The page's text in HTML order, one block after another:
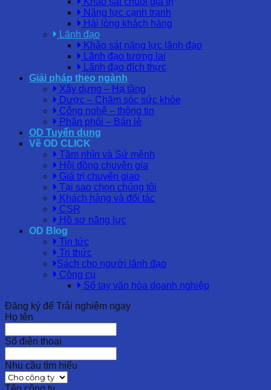
Năng lực cạnh tranh
Hài lòng khách hàng
Lãnh đạo
Khảo sát năng lực lãnh đạo
Lãnh đạo tương lai
Lãnh đạo đích thực
Giải pháp theo ngành
Xây dựng – Hạ tầng
Dược – Chăm sóc sức khỏe
Công nghệ – thông tin
Phân phối – Bán lẻ
OD Tuyển dụng
Về OD CLICK
Tầm nhìn và Sứ mệnh
Hội đồng chuyên gia
Giá trị chuyển giao
Tại sao chọn chúng tôi
Khách hàng và đối tác
CSR
Hồ sơ năng lực
OD Blog
Tin tức
Tri thức
Sách cho người lãnh đạo
Công cụ
Sổ tay văn hóa doanh nghiệp
Đăng ký để Trải nghiệm ngay
Họ tên
Số điện thoại
Nhu cầu tìm hiểu